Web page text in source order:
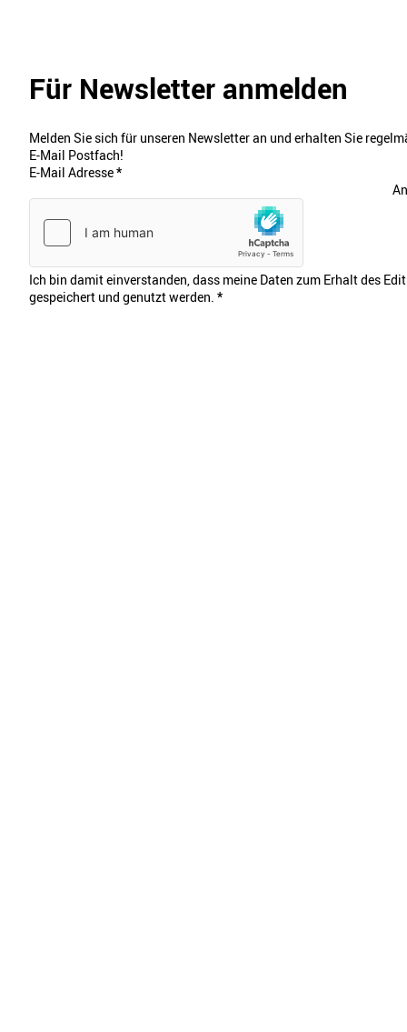
Für Newsletter anmelden
Melden Sie sich für unseren Newsletter an und erhalten Sie
E-Mail Postfach!
E-Mail Adresse*
Ich bin damit einverstanden, dass meine Daten zum Erhalt des
gespeichert und genutzt werden. *